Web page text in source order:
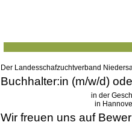
PodcastWolfsland
Journalist und
Serie „Wolfsland“ mit
gestartet, der 2024